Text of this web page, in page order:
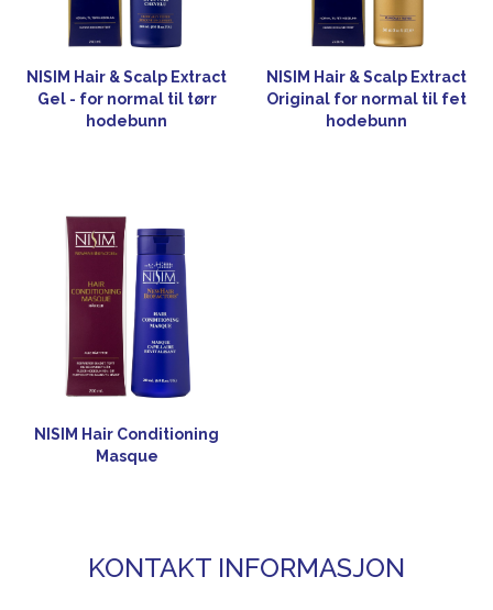
NISIM Hair & Scalp Extract
Gel - for normal til tørr
hodebunn
NISIM Hair & Scalp Extract
Original for normal til fet
hodebunn
NISIM Hair Conditioning
Masque
KONTAKT INFORMASJON